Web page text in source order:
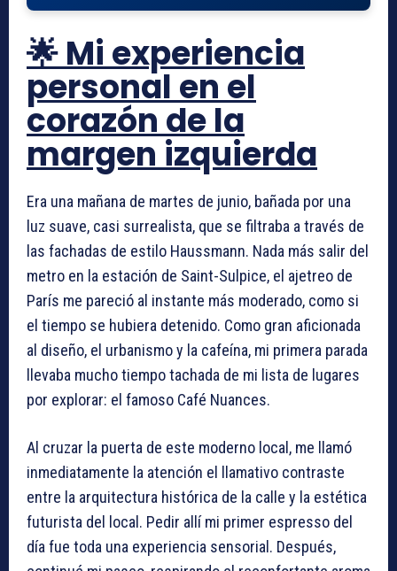
🌟 Mi experiencia
personal en el
corazón de la
margen izquierda
Era una mañana de martes de junio, bañada por una
luz suave, casi surrealista, que se filtraba a través de
las fachadas de estilo Haussmann. Nada más salir del
metro en la estación de Saint-Sulpice, el ajetreo de
París me pareció al instante más moderado, como si
el tiempo se hubiera detenido. Como gran aficionada
al diseño, el urbanismo y la cafeína, mi primera parada
llevaba mucho tiempo tachada de mi lista de lugares
por explorar: el famoso Café Nuances.
Al cruzar la puerta de este moderno local, me llamó
inmediatamente la atención el llamativo contraste
entre la arquitectura histórica de la calle y la estética
futurista del local. Pedir allí mi primer espresso del
día fue toda una experiencia sensorial. Después,